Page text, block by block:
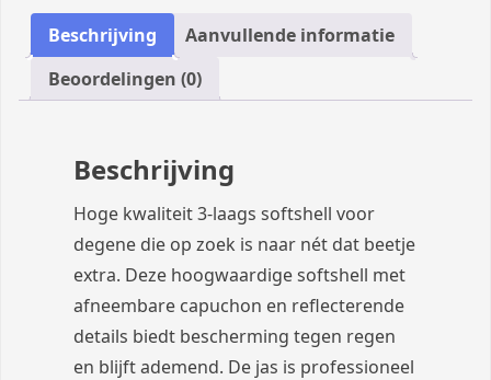
XXL)
aantal
Beschrijving
Aanvullende informatie
Beoordelingen (0)
Beschrijving
Hoge kwaliteit 3-laags softshell voor
degene die op zoek is naar nét dat beetje
extra. Deze hoogwaardige softshell met
afneembare capuchon en reflecterende
details biedt bescherming tegen regen
en blijft ademend. De jas is professioneel